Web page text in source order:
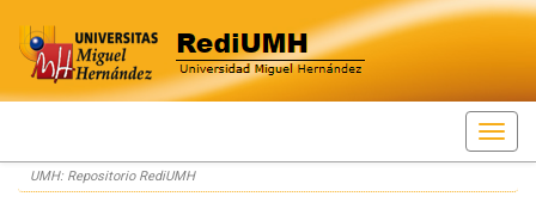
Skip
navigation
UMH: Repositorio RediUMH